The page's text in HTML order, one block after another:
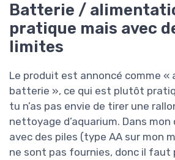
Batterie /
pratique mais avec
limites
Le produit est annoncé comme «
batterie », ce qui est plutôt
tu n’as pas envie de tirer une
nettoyage d’aquarium. Dans
avec des piles (type AA sur mon
ne sont pas fournies, donc il faut